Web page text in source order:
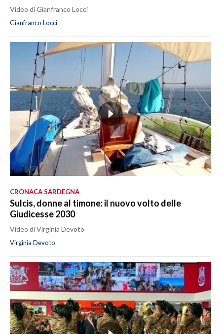
Video di Gianfranco Locci
Gianfranco Locci
CRONACA SARDEGNA
Sulcis, donne al timone: il nuovo volto delle
Giudicesse 2030
Video di Virginia Devoto
Virginia Devoto